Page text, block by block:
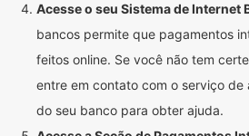
Acesse o seu Sistema de Internet
bancos permite que pagamentos
feitos online. Se você não tem
entre em contato com o serviço de
do seu banco para obter ajuda.